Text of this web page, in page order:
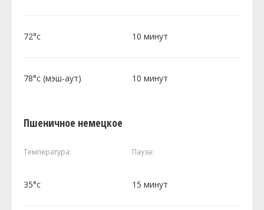
72°c 10 минут
78°c (мэш-аут) 10 минут
Пшеничное немецкое
Температура: Пауза:
35°c 15 минут